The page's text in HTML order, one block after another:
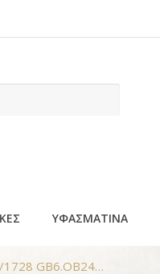
ΥΦΑΣΜΑΤΙΝΑ
1728 GB6.OB24…